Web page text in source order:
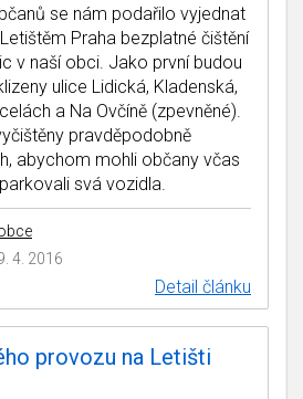
se nám podařilo vyjednat
Praha bezplatné čištění
v naší obci. Jako první budou
ulice Lidická, Kladenská,
a Na Ovčíně (zpevněné).
pravděpodobně
abychom mohli občany včas
svá vozidla.
4. 2016
Detail článku
provozu na Letišti